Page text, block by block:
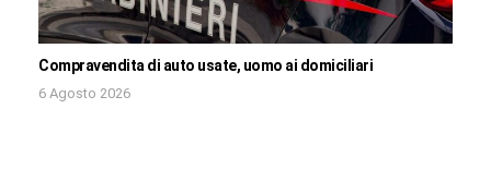
Compravendita di auto usate, uomo ai domiciliari
6 Agosto 2026